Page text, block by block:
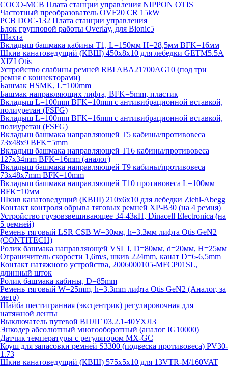
COCO-MCB Плата станции управления NIPPON OTIS
Частотный преобразователь OVF20 CR 15kW
PCB DOC-132 Плата станции управления
Блок групповой работы Overlay, для Bionic5
Шахта
Вкладыш башмака кабины T1, L=150мм H=28,5мм BFK=16мм
Шкив канатоведущий (КВШ) 450х8х10 для лебедки GETM5.5A
XIZI Otis
Устройство слабины ремней RBI ABA21700AG10 (под три
ремня с коннекторами)
Башмак HSMK, L=100mm
Башмак направляющих лифта, BFK=5mm, пластик
Вкладыш L=100mm BFK=10mm с антивибрационной вставкой,
полиуретан (FSFG)
Вкладыш L=100mm BFK=16mm с антивибрационной вставкой,
полиуретан (FSFG)
Вкладыш башмака направляющей T5 кабины/противовеса
73х48х9 BFK=5mm
Вкладыш башмака направляющей T16 кабины/противовеса
127х34mm BFK=16mm (аналог)
Вкладыш башмака направляющей T9 кабины/противовеса
73х48х7mm BFK=10mm
Вкладыш башмака направляющей T10 противовеса L=100мм
BFK=10мм
Шкив канатоведущий (КВШ) 210х6х10 для лебедки Ziehl-Abegg
Контакт контроля обрыва тяговых ремней XP-B30 (на 4 ремня)
Устройство грузовзвешивающее 34-43кН, Dinacell Electronica (на
5 ремней)
Ремень тяговый LSR CSB W=30мм, h=3.3мм лифта Otis GeN2
(CONTITECH)
Ролик башмака направляющей VSL I, D=80мм, d=20мм, H=25мм
Ограничитель скорости 1,6m/s, шкив 224mm, канат D=6-6,5mm
Контакт натяжного устройства, 2006000105-MFCP01SL,
длинный шток
Ролик башмака кабины, D=85mm
Ремень тяговый W=25mm, h=3.3mm лифта Otis GeN2 (Аналог, за
метр)
Шайба шестигранная (эксцентрик) регулировочная для
натяжной ленты
Выключатель путевой ВПЛГ 03.2.1-40УХЛ3
Энкодер абсолютный многооборотный (аналог IG10000)
Датчик температуры с регулятором MX-GC
Коуш для запасовки ремней S3300 (подвеска противовеса) PV30-
1.73
Шкив канатоведущий (КВШ) 575х5х10 для 13VTR-M/160VAT